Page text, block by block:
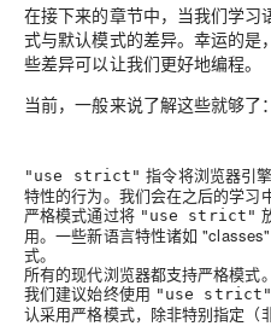
在接下来的章节中，当我们学
式与默认模式的差异。幸运的
些差异可以让我们更好地编程。
当前，一般来说了解这些就够了：
"use strict" 指令将浏览器引
特性的行为。我们会在之后的学习
严格模式通过将 "use strict"
用。一些新语言特性诸如
式。
所有的现代浏览器都支持严格模式。
我们建议始终使用 "use strict"
认采用严格模式，除非特别指定（